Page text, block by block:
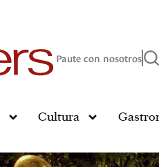
Paute con nosotros
Cultura